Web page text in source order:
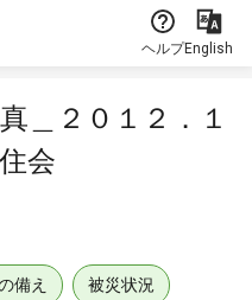
ヘルプEnglish
＿２０１２．１
会
備え 被災状況